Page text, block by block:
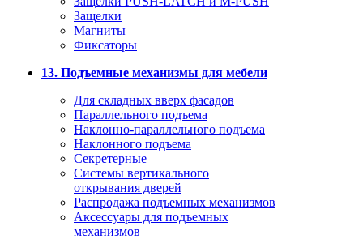
Защелки
Магниты
Фиксаторы
13. Подъемные механизмы для мебели
Для складных вверх фасадов
Параллельного подъема
Наклонно-параллельного подъема
Наклонного подъема
Секретерные
Системы вертикального
открывания дверей
Распродажа подъемных механизмов
Аксессуары для подъемных
механизмов